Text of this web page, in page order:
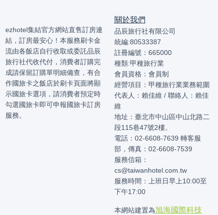
ezhotel集結官方網站直售訂房連
結，訂房最安心！本服務刷卡金
流由各飯店自行收取或委託品辰
旅行社代收代付，消費者訂購完
成請保留訂購單明細備查，有合
作國旅卡之飯店於刷卡頁面將顯
示國旅卡選項，請消費者預定時
勾選國旅卡即可申報國旅卡訂房
服務。
關於我們
品辰旅行社有限公司
統編:80533387
註冊編號：665000
種類:甲種旅行業
會員資格：會員制
經營項目：甲種旅行業業務範圍
代表人：賴佳維 / 聯絡人：賴佳
維
地址：臺北市中山區中山北路二
段115巷47號2樓。
電話：02-6608-7639 轉客服
部，傳真：02-6608-7539
服務信箱：
cs@taiwanhotel.com.tw
服務時間：上班日早上10:00至
下午17:00
本網站建置為旭海國際科技